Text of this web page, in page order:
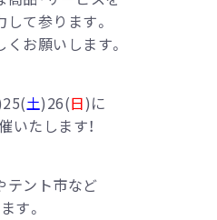
て参ります。
お願いします。
土)26(日)に
いたします！
テント市など
す。